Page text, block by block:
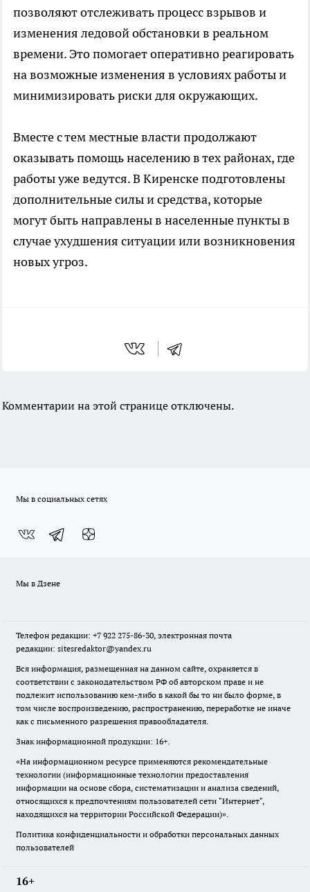
позволяют отслеживать процесс взрывов и
изменения ледовой обстановки в реальном
времени. Это помогает оперативно реагировать
на возможные изменения в условиях работы и
минимизировать риски для окружающих.
Вместе с тем местные власти продолжают
оказывать помощь населению в тех районах, где
работы уже ведутся. В Киренске подготовлены
дополнительные силы и средства, которые
могут быть направлены в населенные пункты в
случае ухудшения ситуации или возникновения
новых угроз.
Комментарии на этой странице отключены.
Мы в социальных сетях
Мы в Дзене
Телефон редакции: +7 922 275-86-30, электронная почта
редакции: sitesredaktor@yandex.ru
Вся информация, размещенная на данном сайте, охраняется в
соответствии с законодательством РФ об авторском праве и не
подлежит использованию кем-либо в какой бы то ни было форме, в
том числе воспроизведению, распространению, переработке не иначе
как с письменного разрешения правообладателя.
Знак информационной продукции: 16+.
«На информационном ресурсе применяются рекомендательные
технологии (информационные технологии предоставления
информации на основе сбора, систематизации и анализа сведений,
относящихся к предпочтениям пользователей сети "Интернет",
находящихся на территории Российской Федерации)».
Политика конфиденциальности и обработки персональных данных
пользователей
16+